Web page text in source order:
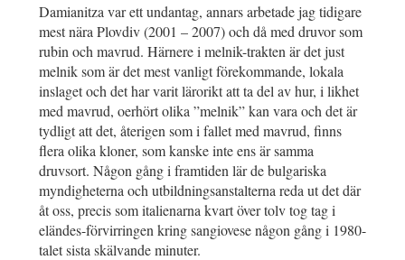
Damianitza var ett undantag, annars arbetade jag tidigare
mest nära Plovdiv (2001 – 2007) och då med druvor som
rubin och mavrud. Härnere i melnik-trakten är det just
melnik som är det mest vanligt förekommande, lokala
inslaget och det har varit lärorikt att ta del av hur, i likhet
med mavrud, oerhört olika ”melnik” kan vara och det är
tydligt att det, återigen som i fallet med mavrud, finns
flera olika kloner, som kanske inte ens är samma
druvsort. Någon gång i framtiden lär de bulgariska
myndigheterna och utbildningsanstalterna reda ut det där
åt oss, precis som italienarna kvart över tolv tog tag i
eländes-förvirringen kring sangiovese någon gång i 1980-
talet sista skälvande minuter.